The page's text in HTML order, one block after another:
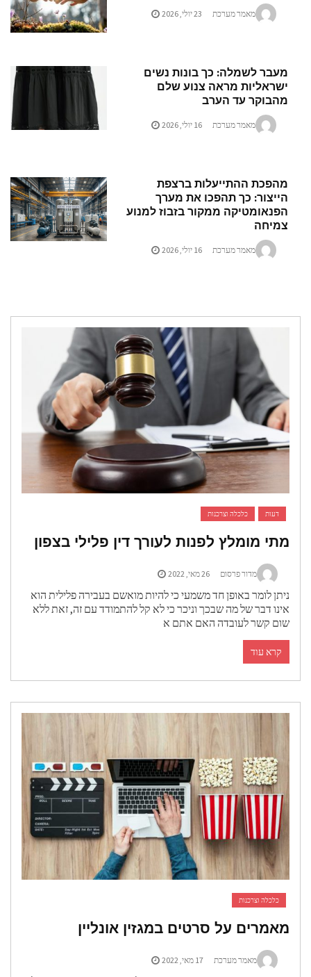
מאמר מערכת 23 יולי, 2026
מעבר לשמלה: כך בונות נשים
ישראליות מראה צנוע שלם
מהבוקר עד הערב
מאמר מערכת 16 יולי, 2026
מהפכת ההתייעלות ברצפת
הייצור: כך תהפכו את מערך
הפנאומטיקה ממקור בזבוז למנוע
צמיחה
מאמר מערכת 16 יולי, 2026
דעות כלכלה וצרכנות
מתי מומלץ לפנות לעורך דין פלילי בצפון
מדור פרסום 26 מאי, 2022
ניתן לומר באופן חד משמעי כי להיות מואשם בעבירה פלילית הוא
אינו דבר של מה שבכך וניכר כי לא קל להתמודד עם זה, זאת ללא
שום קשר לעובדה האם אתם א
קרא עוד
כלכלה וצרכנות
מאמרים על סרטים במגזין אונליין
מאמר מערכת 17 מאי, 2022